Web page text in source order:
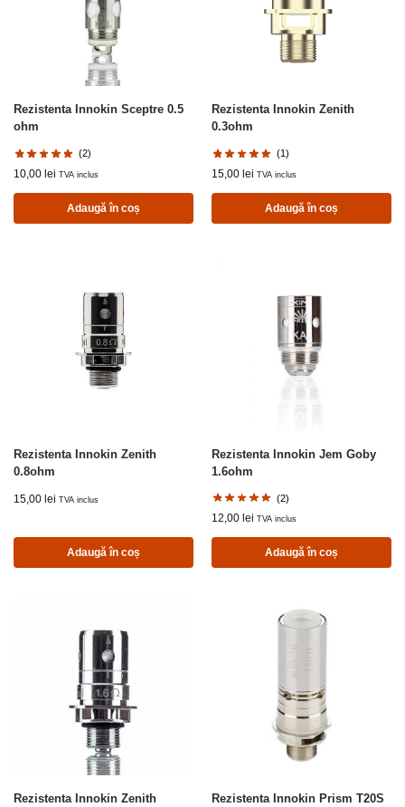
Rezistenta Innokin Sceptre 0.5
ohm
(2)
10,00 lei TVA inclus
Adaugă în coș
Rezistenta Innokin Zenith
0.3ohm
(1)
15,00 lei TVA inclus
Adaugă în coș
Rezistenta Innokin Zenith
0.8ohm
15,00 lei TVA inclus
Adaugă în coș
Rezistenta Innokin Jem Goby
1.6ohm
(2)
12,00 lei TVA inclus
Adaugă în coș
Rezistenta Innokin Zenith
Rezistenta Innokin Prism T20S